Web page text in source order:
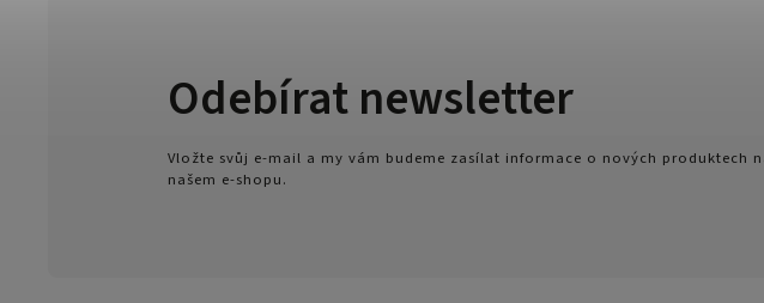
Odebírat newsletter
Vložte svůj e-mail a my vám budeme zasílat informace o nových produktech
našem e-shopu.